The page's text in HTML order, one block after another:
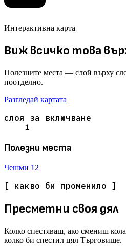
Интерактивна карта
Виж всичко това
Полезните места — слой върху
поотделно.
Разгледай картата
слоя за включване
1
Полезни места
Чешми 12
[ какво би променило ]
Пресметни своя дял
Колко спестяваш, ако смениш
колко би спестил цял Търговище.